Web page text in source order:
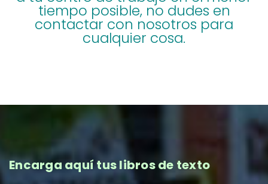
tiempo posible, no dudes en
contactar con nosotros para
cualquier cosa.
Encarga aquí tus libros de texto